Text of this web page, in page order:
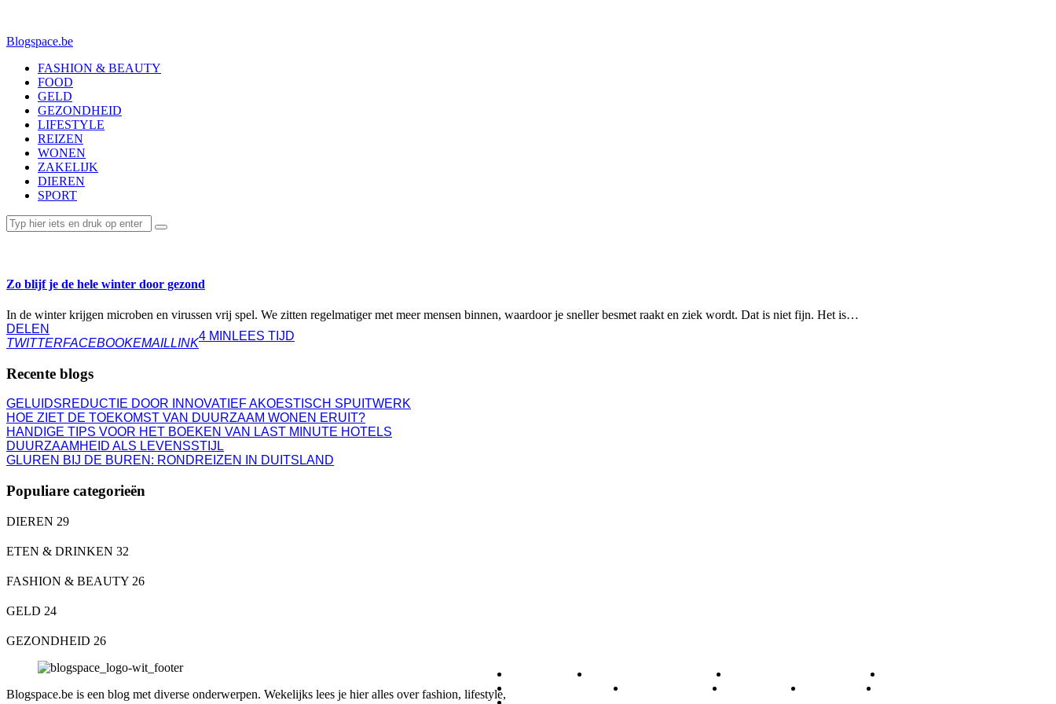
Blogspace.be
FASHION & BEAUTY
FOOD
GELD
GEZONDHEID
LIFESTYLE
REIZEN
WONEN
ZAKELIJK
DIEREN
SPORT
Zo blijf je de hele winter door gezond
In de winter krijgen microben en virussen vrij spel. We zitten regelmatiger met meer mensen binnen, waardoor je sneller besmet raakt en ziek wordt. Dat is niet fijn. Het is…
DELEN
TWITTERFACEBOOKEMAILLINK
4 MIN LEES TIJD
Recente blogs
GELUIDSREDUCTIE DOOR INNOVATIEF AKOESTISCH SPUITWERK
HOE ZIET DE TOEKOMST VAN DUURZAAM WONEN ERUIT?
HANDIGE TIPS VOOR HET BOEKEN VAN LAST MINUTE HOTELS
DUURZAAMHEID ALS LEVENSSTIJL
GLUREN BIJ DE BUREN: RONDREIZEN IN DUITSLAND
Populiare categorieën
DIEREN 29
ETEN & DRINKEN 32
FASHION & BEAUTY 26
GELD 24
GEZONDHEID 26
Blogspace.be is een blog met diverse onderwerpen. Wekelijks lees je hier alles over fashion, lifestyle,